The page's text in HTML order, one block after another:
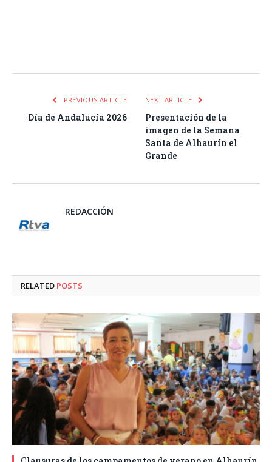
PREVIOUS ARTICLE
Día de Andalucía 2026
NEXT ARTICLE
Presentación de la
imagen de la Semana
Santa de Alhaurín el
Grande
REDACCIÓN
RELATED POSTS